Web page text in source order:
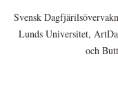
Svensk
Lunds Universitet,
och